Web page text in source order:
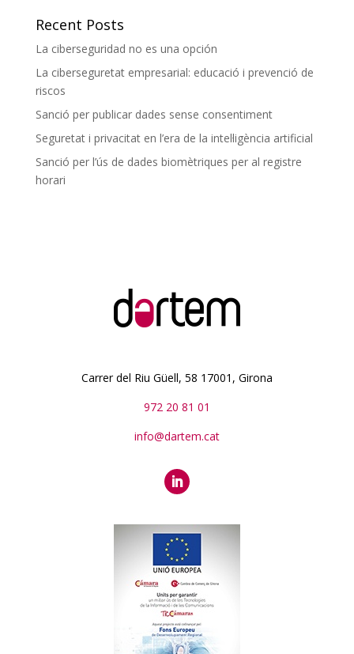
Recent Posts
La ciberseguridad no es una opción
La ciberseguretat empresarial: educació i prevenció de
riscos
Sanció per publicar dades sense consentiment
Seguretat i privacitat en l’era de la intel·ligència artificial
Sanció per l’ús de dades biomètriques per al registre
horari
Carrer del Riu Güell, 58 17001, Girona
972 20 81 01
info@dartem.cat